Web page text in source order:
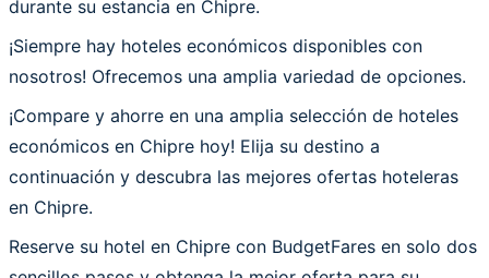
durante su estancia en Chipre.
¡Siempre hay hoteles económicos disponibles con
nosotros! Ofrecemos una amplia variedad de opciones.
¡Compare y ahorre en una amplia selección de hoteles
económicos en Chipre hoy! Elija su destino a
continuación y descubra las mejores ofertas hoteleras
en Chipre.
Reserve su hotel en Chipre con BudgetFares en solo dos